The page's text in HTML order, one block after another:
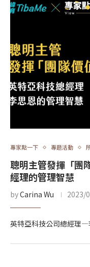
專家點一下 專題活動
聰明主管發揮「團
經理的管理智慧
byCarina Wu 2023/
英特亞科技公司總經理